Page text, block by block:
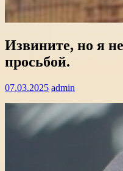
Извините, но я
просьбой.
07.03.2025 admin